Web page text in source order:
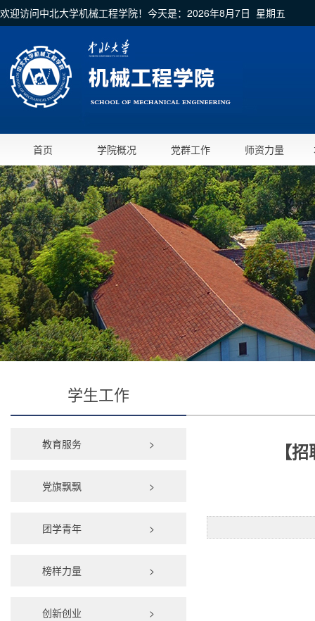
欢迎访问中北大学机械工程学院！今天是： 2026年8月7日 星期五
首页 学院概况 党群工作 师资力量
学生工作
教育服务 >
党旗飘飘 >
团学青年 >
榜样力量 >
创新创业 >
【